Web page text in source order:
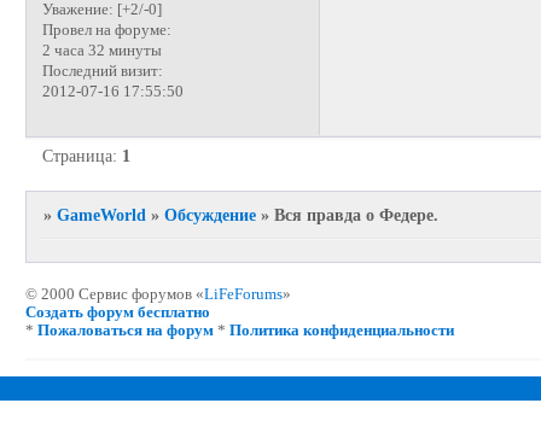
Уважение: [+2/-0]
Провел на форуме:
2 часа 32 минуты
Последний визит:
2012-07-16 17:55:50
Страница: 1
»GameWorld »Обсуждение »Вся правда о Федере.
© 2000 Сервис форумов «LiFeForums»
Создать форум бесплатно
* Пожаловаться на форум * Политика конфиденциальности